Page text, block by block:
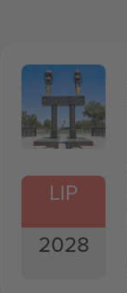
LIP
2028